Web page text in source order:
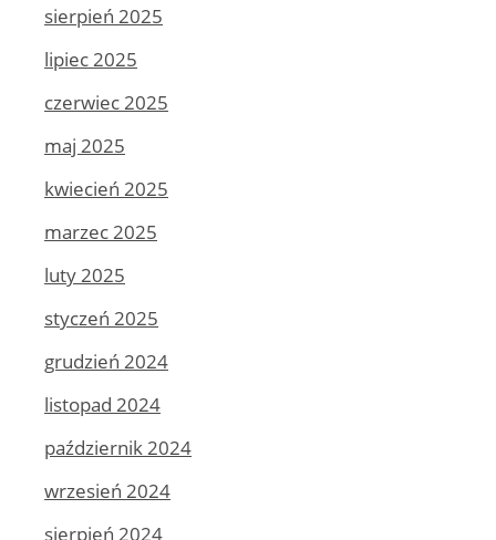
sierpień 2025
lipiec 2025
czerwiec 2025
maj 2025
kwiecień 2025
marzec 2025
luty 2025
styczeń 2025
grudzień 2024
listopad 2024
październik 2024
wrzesień 2024
sierpień 2024